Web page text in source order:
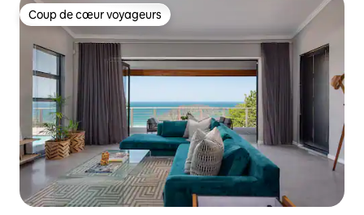
Coup de cœur voyageurs
Coup de cœur voyageurs